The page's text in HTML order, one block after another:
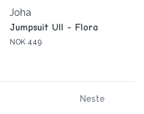
Joha
Jumpsuit Ull - Flora
NOK 449
Neste